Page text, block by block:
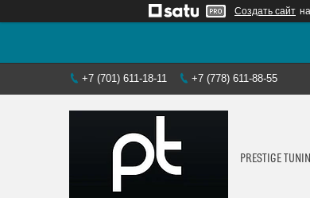
Создать сайт
+7 (701) 611-18-11 +7 (778) 611-88-55
PRESTIGE